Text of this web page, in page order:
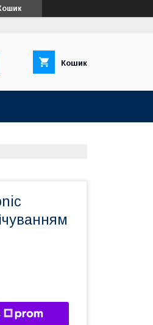
Кошик